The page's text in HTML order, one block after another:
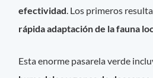
efectividad . Los primeros
rápida adaptación de la fauna
Esta enorme pasarela verde